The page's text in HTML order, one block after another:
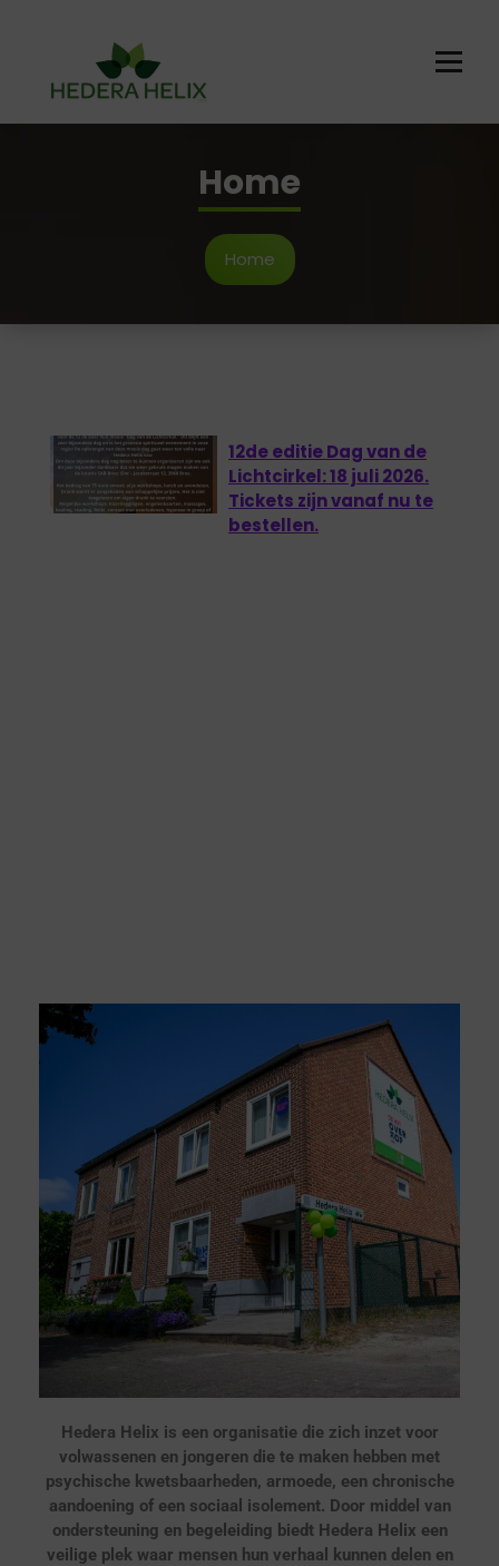
Home
Home
12de editie Dag van de
Lichtcirkel: 18 juli 2026.
Tickets zijn vanaf nu te
bestellen.
Hedera Helix is een organisatie die zich inzet voor
volwassenen en jongeren die te maken hebben met
psychische kwetsbaarheden, armoede, een chronische
aandoening of een sociaal isolement. Door middel van
ondersteuning en begeleiding biedt Hedera Helix een
veilige plek waar mensen hun verhaal kunnen delen en